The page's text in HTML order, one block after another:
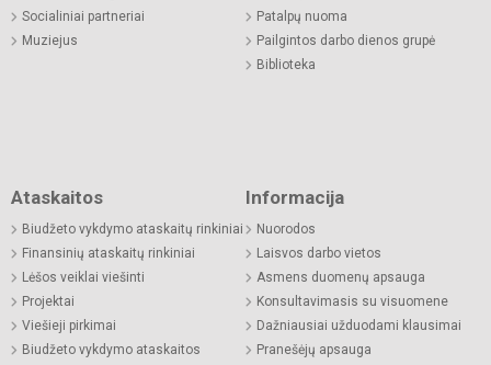
Socialiniai partneriai
Muziejus
Patalpų nuoma
Pailgintos darbo dienos grupė
Biblioteka
Ataskaitos
Biudžeto vykdymo ataskaitų rinkiniai
Finansinių ataskaitų rinkiniai
Lėšos veiklai viešinti
Projektai
Viešieji pirkimai
Biudžeto vykdymo ataskaitos
Informacija
Nuorodos
Laisvos darbo vietos
Asmens duomenų apsauga
Konsultavimasis su visuomene
Dažniausiai užduodami klausimai
Pranešėjų apsauga